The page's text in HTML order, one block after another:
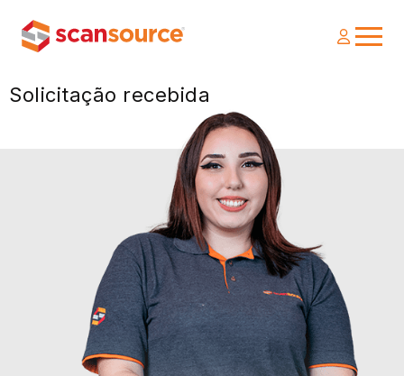
Solicitação recebida